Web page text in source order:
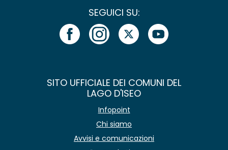
SEGUICI SU:
SITO UFFICIALE DEI COMUNI DEL
LAGO D'ISEO
Infopoint
Chi siamo
Avvisi e comunicazioni